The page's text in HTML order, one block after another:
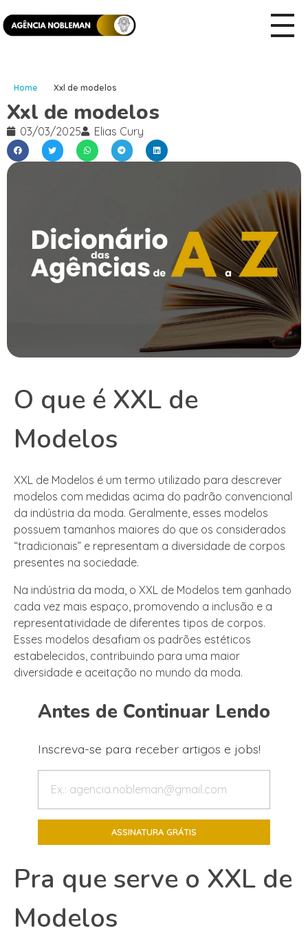
Home Xxl de modelos
Xxl de modelos
03/03/2025 Elias Cury
O que é XXL de
Modelos
XXL de Modelos é um termo utilizado para descrever
modelos com medidas acima do padrão convencional
da indústria da moda. Geralmente, esses modelos
possuem tamanhos maiores do que os considerados
“tradicionais” e representam a diversidade de corpos
presentes na sociedade.
Na indústria da moda, o XXL de Modelos tem ganhado
cada vez mais espaço, promovendo a inclusão e a
representatividade de diferentes tipos de corpos.
Esses modelos desafiam os padrões estéticos
estabelecidos, contribuindo para uma maior
diversidade e aceitação no mundo da moda.
Antes de Continuar Lendo
Inscreva-se para receber artigos e jobs!
Pra que serve o XXL de
Modelos